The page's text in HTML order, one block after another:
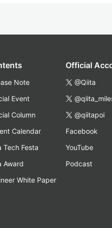
Note
Event
Column
Calendar
Tech Festa
Award
White Paper
Official
@Qiita
@qiitapoi
Facebook
YouTube
Podcast